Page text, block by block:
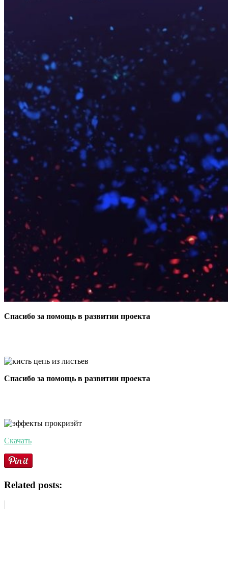
Спасибо за помощь в развитии проекта
Спасибо за помощь в развитии проекта
Скачать
Related posts: